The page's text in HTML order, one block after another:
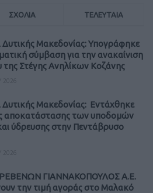
ΣΧΟΛΙΑ ΤΕΛΕΥΤΑΙΑ
Δυτικής Μακεδονίας: Υπογράφηκε
σύμβαση για την ανακαίνιση
της Στέγης Ανηλίκων Κοζάνης
Δυτικής Μακεδονίας: Εντάχθηκε
αποκατάστασης των υποδομών
ύδρευσης στην Πεντάβρυσο
ΓΙΑΝΝΑΚΟΠΟΥΛΟΣ Α.Ε.
την τιμή αγοράς στο Μαλακό